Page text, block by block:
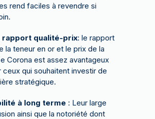
rend faciles à revendre si
rapport qualité-prix: le rapport
la teneur en or et le prix de la
Corona est assez avantageux
ceux qui souhaitent investir de
stratégique.
à long terme : Leur large
ainsi que la notoriété dont